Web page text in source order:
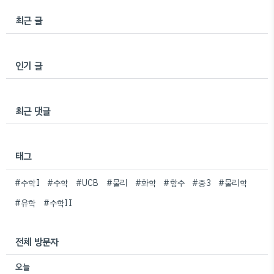
최근 글
인기 글
최근 댓글
태그
#수학I #수학 #UCB #물리 #화학 #함수 #중3
#물리학
#유학
#수학II
전체 방문자
오늘